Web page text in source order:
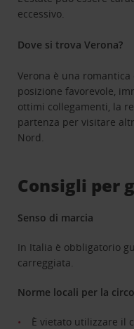
eccessivo.
Dove si trova Verona?
Verona è una
posizione favorevole,
ottimi collegamenti, la
partenza per visitare
Nord.
Consigli per
Senso di marcia
In Italia è obbligatorio
carreggiata.
Norme locali per la
È vietato utilizzare il